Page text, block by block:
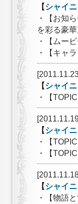
【シャイ
・【お知
を彩る豪
・【ムー
・【キャ
【シャイ
・【
【シャイ
・【
・【
【シャイ
・【物語